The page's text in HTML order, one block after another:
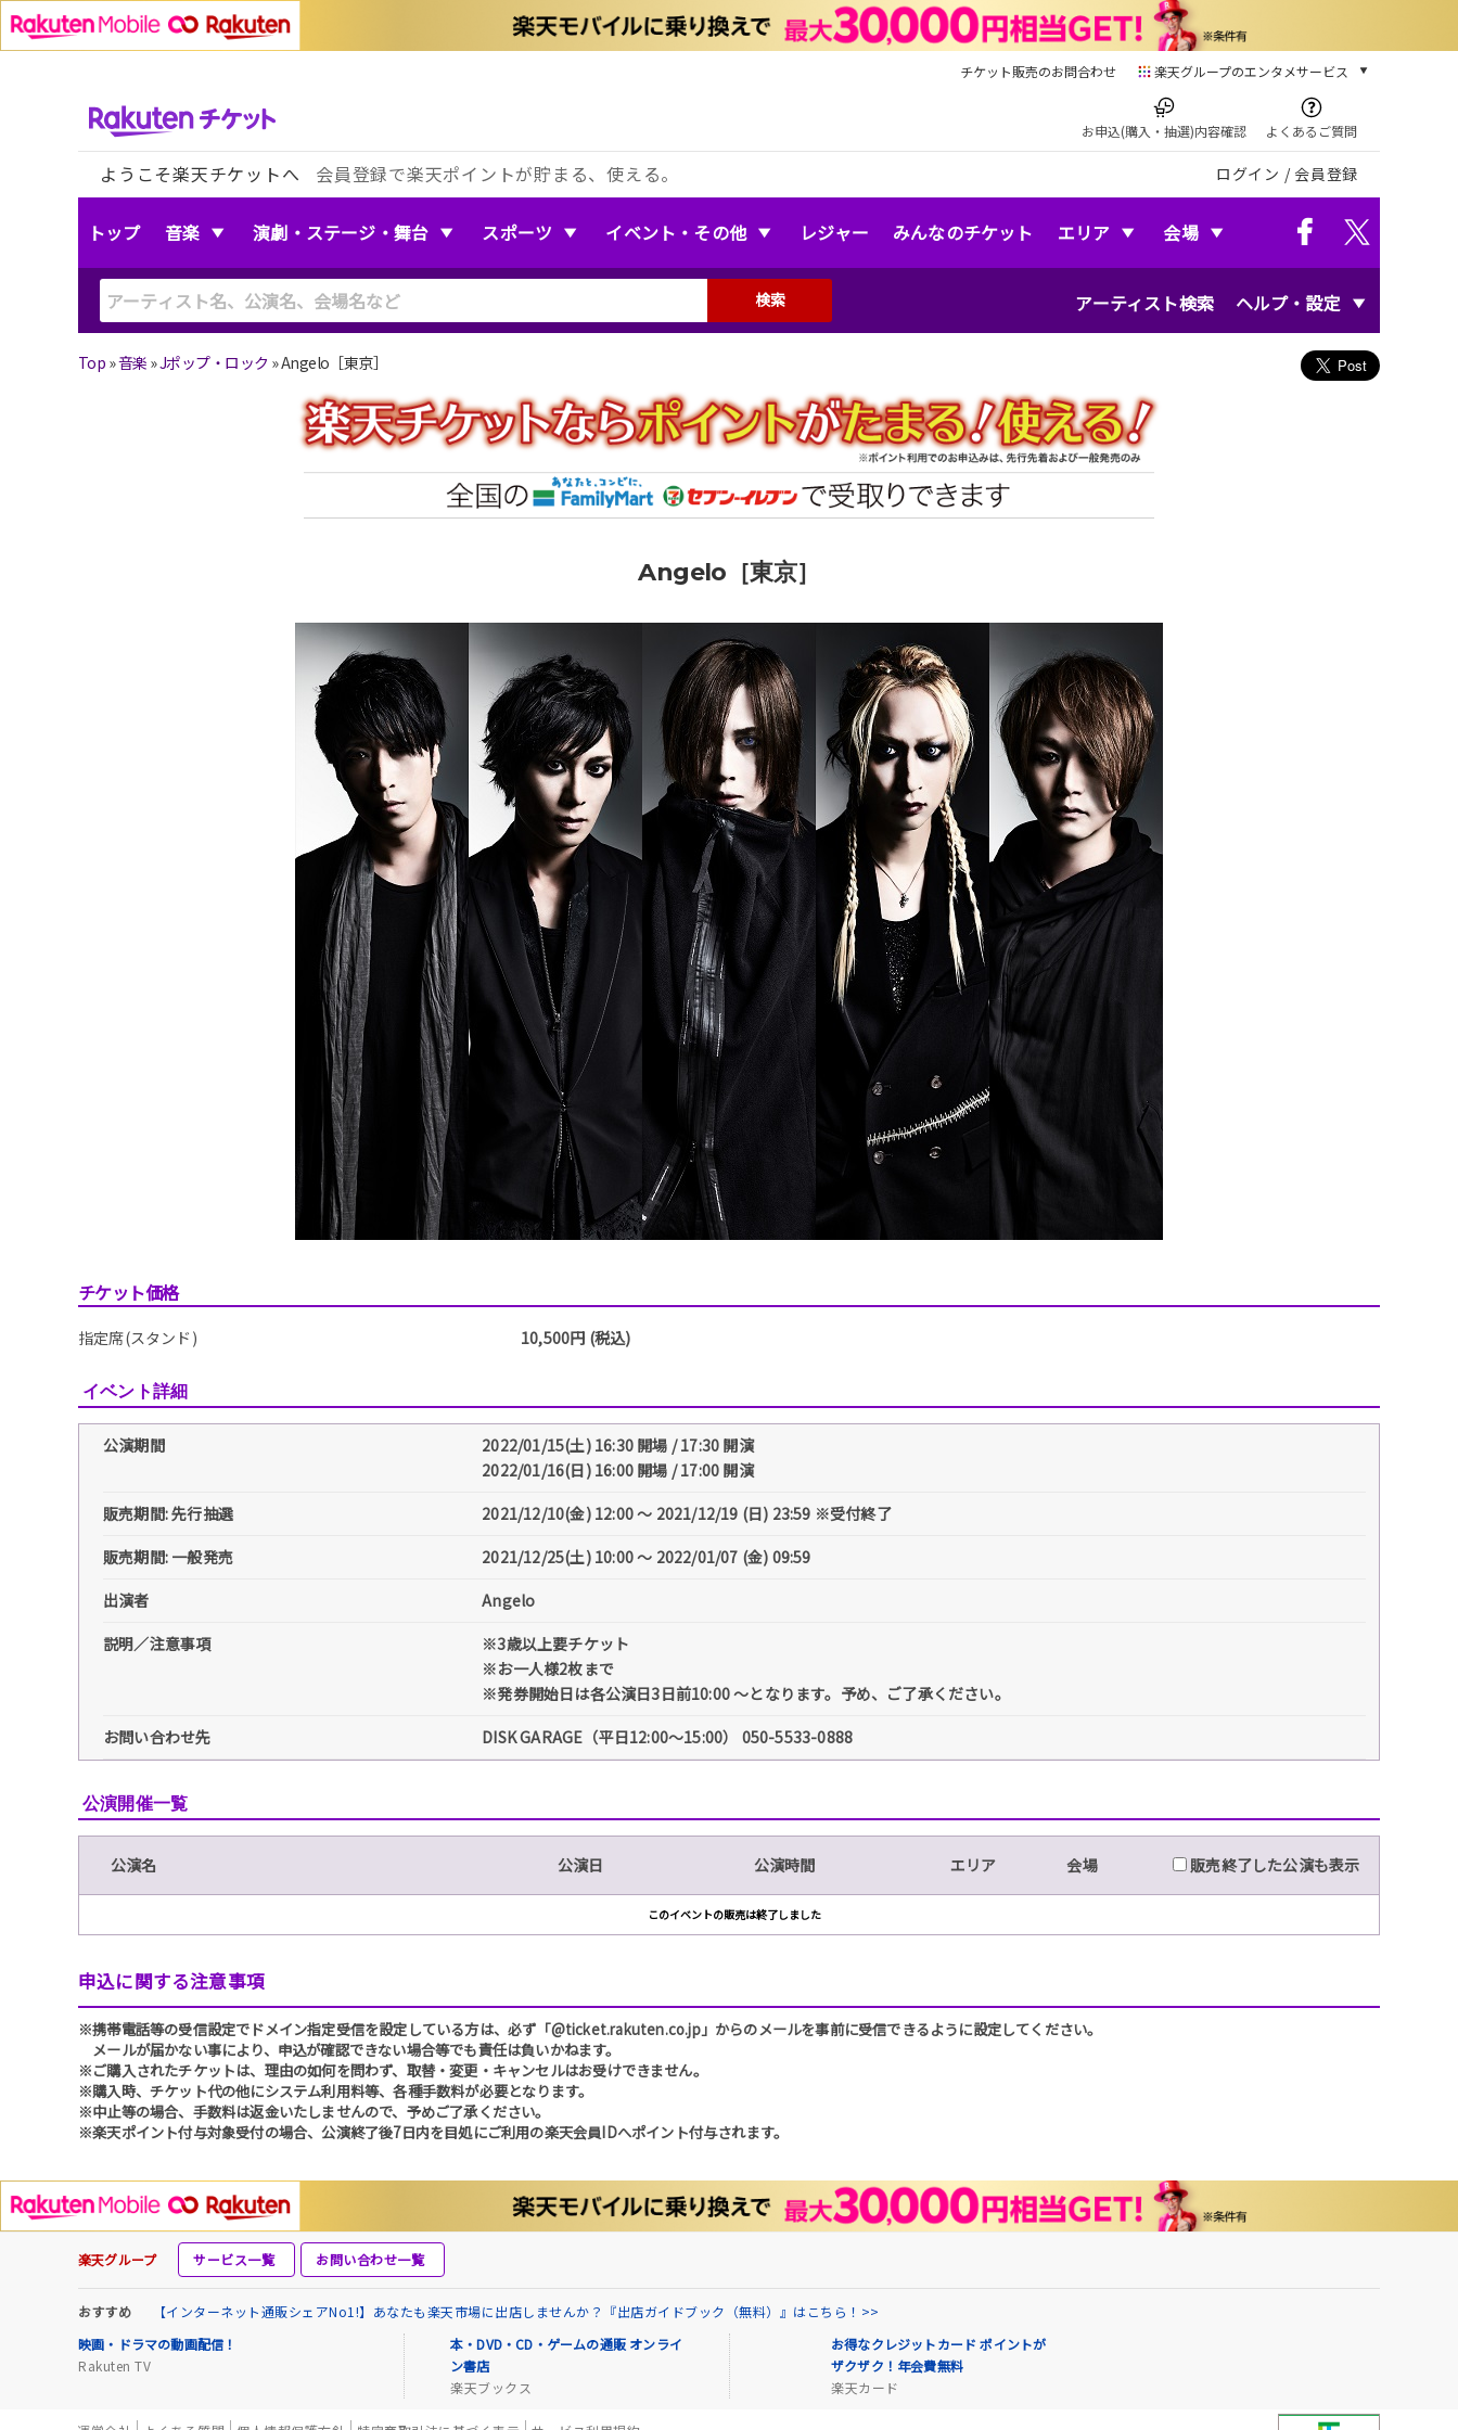
チケット販売のお問合わせ 楽天グループのエンタメサービス
本/ゲーム/CD/DVD
楽天ブックス
電子書籍
楽天Kobo
音楽配信
お申込(購入・抽選)内容確認 よくあるご質問
ようこそ楽天チケットへ 会員登録で楽天ポイントが貯まる、使える。 ログイン / 会員登録
トップ 音楽 演劇・ステージ・舞台 スポーツ イベント・その他 レジャー みんなのチケット エリア 会場
アーティスト検索 ヘルプ・設定
検索
Top »音楽 »Jポップ・ロック »Angelo［東京］
Angelo［東京］
チケット価格
指定席(スタンド) 10,500円 (税込)
イベント詳細
公演期間
2022/01/15(土) 16:30 開場 / 17:30 開演
2022/01/16(日) 16:00 開場 / 17:00 開演
販売期間: 先行抽選
2021/12/10(金) 12:00 〜 2021/12/19 (日) 23:59 ※受付終了
販売期間: 一般発売
2021/12/25(土) 10:00 〜 2022/01/07 (金) 09:59
出演者
Angelo
説明／注意事項
※3歳以上要チケット
※お一人様2枚まで
※発券開始日は各公演日3日前10:00 〜となります。予め、ご了承ください。
お問い合わせ先
DISK GARAGE（平日12:00～15:00） 050-5533-0888
公演開催一覧
公演名 公演日 公演時間 エリア 会場 販売終了した公演も表示
このイベントの販売は終了しました
申込に関する注意事項
※携帯電話等の受信設定でドメイン指定受信を設定している方は、必ず「@ticket.rakuten.co.jp」からのメールを事前に受信できるように設定してください。
メールが届かない事により、申込が確認できない場合等でも責任は負いかねます。
※ご購入されたチケットは、理由の如何を問わず、取替・変更・キャンセルはお受けできません。
※購入時、チケット代の他にシステム利用料等、各種手数料が必要となります。
※中止等の場合、手数料は返金いたしませんので、予めご了承ください。
※楽天ポイント付与対象受付の場合、公演終了後7日内を目処にご利用の楽天会員IDへポイント付与されます。
楽天グループ サービス一覧 お問い合わせ一覧
おすすめ
【インターネット通販シェアNo1!】あなたも楽天市場に出店しませんか？『出店ガイドブック（無料）』はこちら！>>
映画・ドラマの動画配信！
Rakuten TV
本・DVD・CD・ゲームの通販 オンライ
ン書店
楽天ブックス
お得なクレジットカード ポイントが
ザクザク！年会費無料
楽天カード